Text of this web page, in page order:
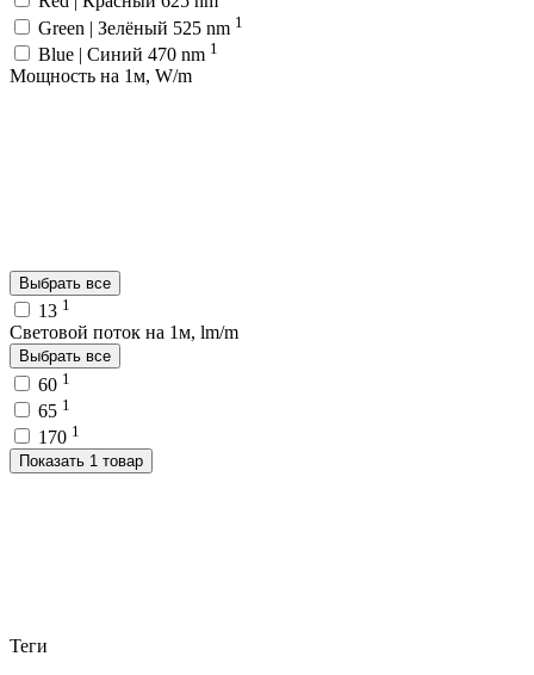
Green | Зелёный 525 nm 1
Blue | Синий 470 nm 1
Мощность на 1м, W/m
Выбрать все
13 1
Световой поток на 1м, lm/m
Выбрать все
60 1
65 1
170 1
Показать 1 товар
Теги